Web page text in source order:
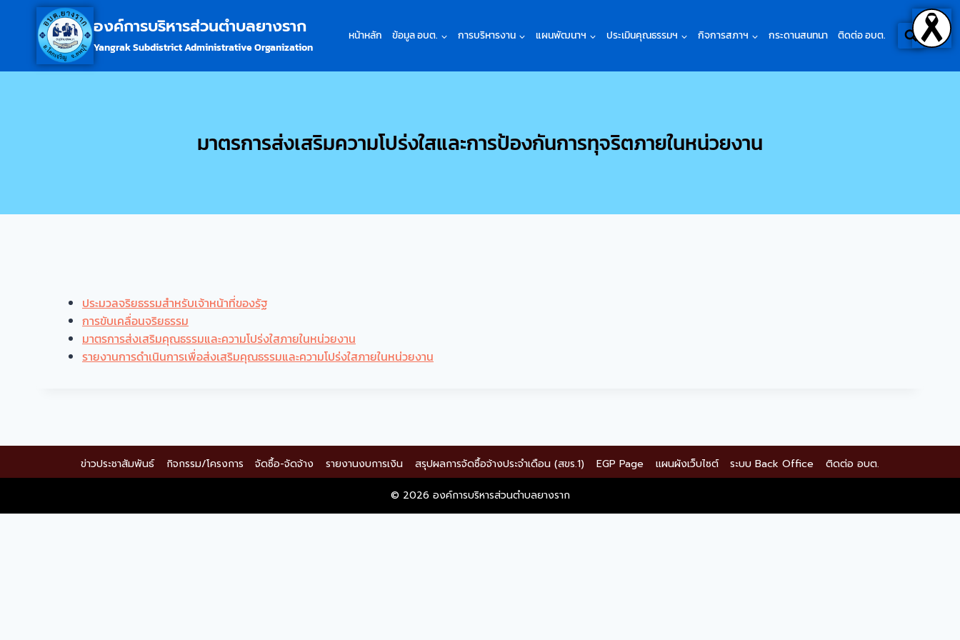
องค์การบริหารส่วนตำบลยางราก
Yangrak Subdistrict Administrative Organization
หน้าหลัก ข้อมูล อบต. การบริหารงาน แผนพัฒนาฯ ประเมินคุณธรรมฯ กิจการสภาฯ กระดานสนทนา ติดต่อ อบต.
มาตรการส่งเสริมความโปร่งใสและการป้องกันการทุจริตภายในหน่วยงาน
ประมวลจริยธรรมสำหรับเจ้าหน้าที่ของรัฐ
การขับเคลื่อนจริยธรรม
มาตรการส่งเสริมคุณธรรมและความโปร่งใสภายในหน่วยงาน
รายงานการดำเนินการเพื่อส่งเสริมคุณธรรมและความโปร่งใสภายในหน่วยงาน
ข่าวประชาสัมพันธ์ กิจกรรม/โครงการ จัดซื้อ-จัดจ้าง รายงานงบการเงิน สรุปผลการจัดซื้อจ้างประจำเดือน (สขร.1) EGP Page แผนผังเว็บไซต์ ระบบ Back Office ติดต่อ อบต.
© 2026 องค์การบริหารส่วนตำบลยางราก